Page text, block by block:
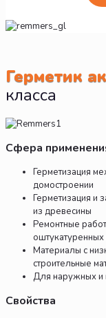
Герметик
класса
Сфера
Герметизация
домостроении
Герметизация и
из древесины
Ремонтные
Материалы с
строительные
Для наружных и
Свойства